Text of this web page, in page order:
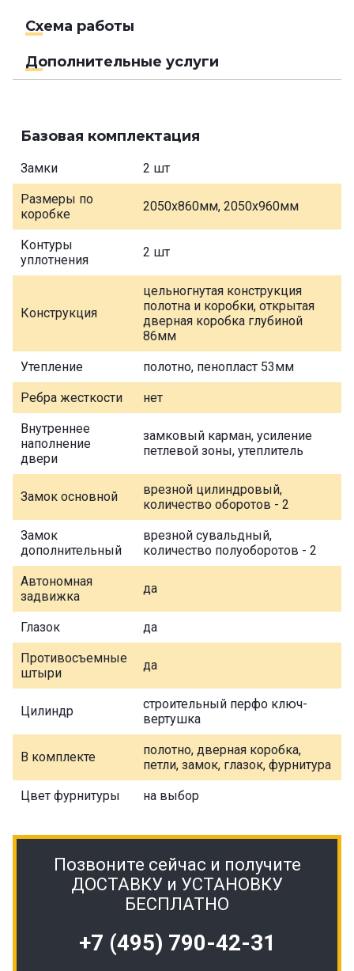
Схема работы
Дополнительные услуги
Базовая комплектация
Замки 2 шт
Размеры по
коробке
2050х860мм, 2050х960мм
Контуры
уплотнения
2 шт
Конструкция
цельногнутая конструкция
полотна и коробки, открытая
дверная коробка глубиной
86мм
Утепление полотно, пенопласт 53мм
Ребра жесткости нет
Внутреннее
наполнение
двери
замковый карман, усиление
петлевой зоны, утеплитель
Замок основной
врезной цилиндровый,
количество оборотов - 2
Замок
дополнительный
врезной сувальдный,
количество полуоборотов - 2
Автономная
задвижка
да
Глазок да
Противосъемные
штыри
да
Цилиндр
строительный перфо ключ-
вертушка
В комплекте
полотно, дверная коробка,
петли, замок, глазок, фурнитура
Цвет фурнитуры на выбор
Позвоните сейчас и получите
ДОСТАВКУ и УСТАНОВКУ
БЕСПЛАТНО
+7 (495) 790-42-31